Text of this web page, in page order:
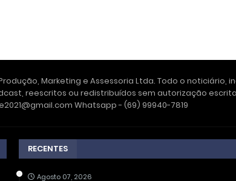
Marketing e Assessoria Ltda. Todo o noticiário,
reescritos ou redistribuídos sem autorização
Whatsapp - (69) 99940-7819
RECENTES
Agosto 07, 2026